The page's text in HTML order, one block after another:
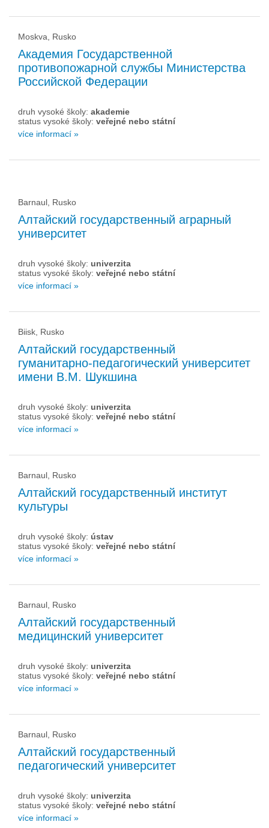
Moskva, Rusko
Академия Государственной
противопожарной службы Министерства
Российской Федерации
druh vysoké školy: akademie
status vysoké školy: veřejné nebo státní
více informací »
Barnaul, Rusko
Алтайский государственный аграрный
университет
druh vysoké školy: univerzita
status vysoké školy: veřejné nebo státní
více informací »
Biisk, Rusko
Алтайский государственный
гуманитарно-педагогический университет
имени В.М. Шукшина
druh vysoké školy: univerzita
status vysoké školy: veřejné nebo státní
více informací »
Barnaul, Rusko
Алтайский государственный институт
культуры
druh vysoké školy: ústav
status vysoké školy: veřejné nebo státní
více informací »
Barnaul, Rusko
Алтайский государственный
медицинский университет
druh vysoké školy: univerzita
status vysoké školy: veřejné nebo státní
více informací »
Barnaul, Rusko
Алтайский государственный
педагогический университет
druh vysoké školy: univerzita
status vysoké školy: veřejné nebo státní
více informací »